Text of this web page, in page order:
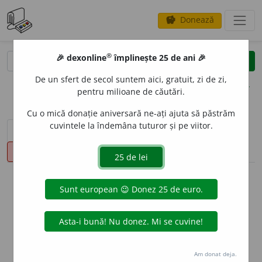
savings Donează
clear
opțiuni
sinteza definițiilor (1) definiții (6)
declinări
info
Aceste definiții sunt compilate de
echipa dexonline. Definițiile
originale se află pe filadefiniții.
Puteți reordona filele pe pagina de
🎉 dexonline® împlinește 25 de ani 🎉
De un sfert de secol suntem aici, gratuit, zi de zi,
pentru milioane de căutări.
Cu o mică donație aniversară ne-ați ajuta să păstrăm
cuvintele la îndemâna tuturor și pe viitor.
Am donat deja.